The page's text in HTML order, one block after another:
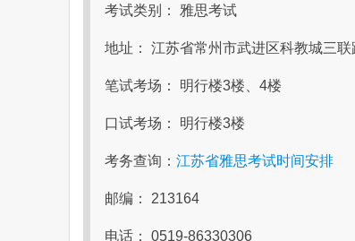
考试类别： 雅思考试
地址： 江苏省常州市武进区科教城三联
笔试考场： 明行楼3楼、4楼
口试考场： 明行楼3楼
考务查询： 江苏省雅思考试时间安排
邮编： 213164
电话： 0519-86330306